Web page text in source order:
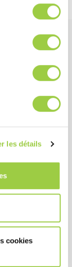
les détails
cookies